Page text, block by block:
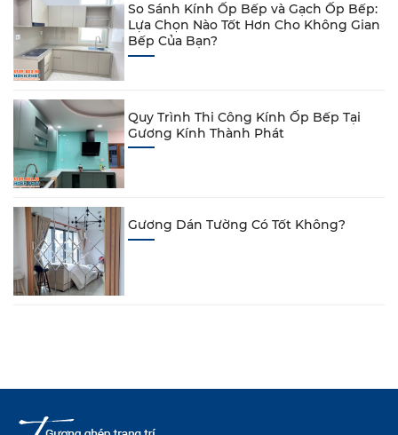
So Sánh Kính Ốp Bếp và Gạch Ốp Bếp:
Lựa Chọn Nào Tốt Hơn Cho Không Gian
Bếp Của Bạn?
Quy Trình Thi Công Kính Ốp Bếp Tại
Gương Kính Thành Phát
Gương Dán Tường Có Tốt Không?